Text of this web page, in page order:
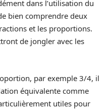
dans l’utilisation du
bien comprendre deux
et les proportions.
de jongler avec les
par exemple 3/4, il
équivalente comme
utiles pour